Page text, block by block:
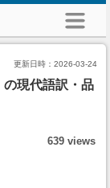
更新日時： 2026-03-24
の現代語訳・品
639 views